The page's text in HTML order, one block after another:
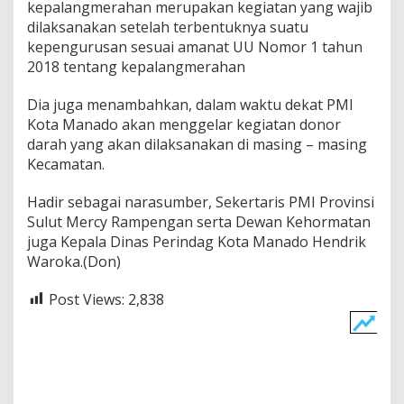
kepalangmerahan merupakan kegiatan yang wajib
dilaksanakan setelah terbentuknya suatu
kepengurusan sesuai amanat UU Nomor 1 tahun
2018 tentang kepalangmerahan
Dia juga menambahkan, dalam waktu dekat PMI
Kota Manado akan menggelar kegiatan donor
darah yang akan dilaksanakan di masing – masing
Kecamatan.
Hadir sebagai narasumber, Sekertaris PMI Provinsi
Sulut Mercy Rampengan serta Dewan Kehormatan
juga Kepala Dinas Perindag Kota Manado Hendrik
Waroka.(Don)
Post Views: 2,838